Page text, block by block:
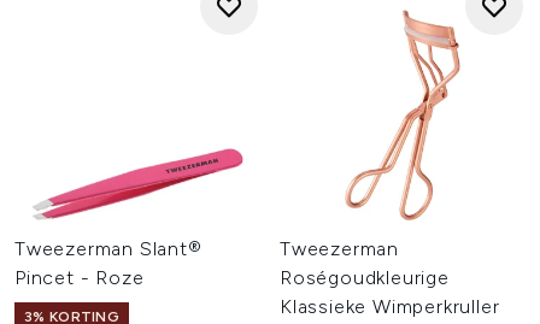
Tweezerman Slant®
Pincet - Roze
3% KORTING
Tweezerman
Roségoudkleurige
Klassieke Wimperkruller